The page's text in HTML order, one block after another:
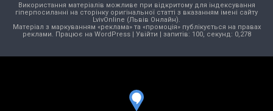
Використання матеріалів можливе при відкритому для індексування
гіперпосиланні на сторінку оригінальної статті з вказанням імені сайту
LvivOnline (Львів Онлайн).
Матеріал з маркуванням «реклама» та «промоція» публікується на правах
реклами. Працює на WordPress| Увійти | запитів: 100, секунд: 0,278